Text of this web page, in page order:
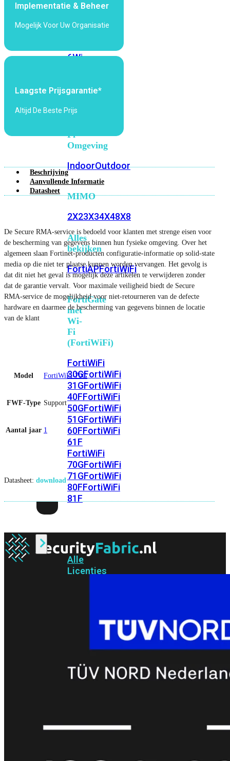
Wi-
Fi
6Wi-
Fi
Fi
Omgeving
IndoorOutdoor
MIMO
2X23X34X48X8
Alles
bekijken
FortiAPFortiWiFi
FortiGate
met
Wi-
Fi
(FortiWiFi)
FortiWiFi
30GFortiWiFi
31GFortiWiFi
40FFortiWiFi
50GFortiWiFi
51GFortiWiFi
60FFortiWiFi
61F
FortiWiFi
70GFortiWiFi
71GFortiWiFi
80FFortiWiFi
81F
Alle
Licenties
FortiCare
EliteFortiCare
Upgrades
Implementatie & Beheer
Mogelijk Voor Uw Organisatie
Laagste Prijsgarantie*
Altijd De Beste Prijs
Beschrijving
Aanvullende Informatie
Datasheet
De Secure RMA-service is bedoeld voor klanten met strenge eisen voor
de bescherming van gegevens binnen hun fysieke omgeving. Over het
algemeen slaan Fortinet-producten configuratie-informatie op solid-state
media op die niet ter plaatse kunnen worden vervangen. Het gevolg is
dat dit niet het geval is mogelijk deze artikelen te verwijderen zonder
dat de garantie vervalt. Voor maximale veiligheid biedt de Secure
RMA-service de mogelijkheid voor niet-retourneren van de defecte
hardware en daarmee de bescherming van gegevens binnen de locatie
van de klant
Model FortiWiFi-70G
FWF-Type Support
Aantal jaar 1
Datasheet: download